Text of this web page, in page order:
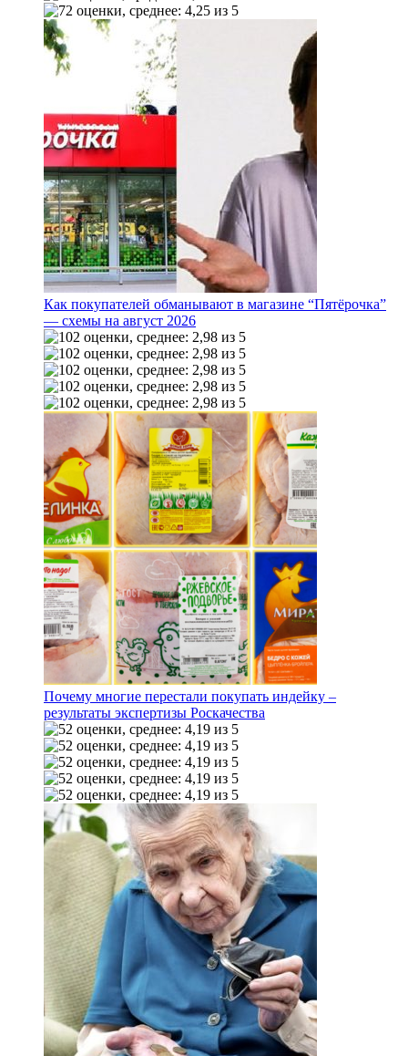
Как покупателей обманывают в магазине “Пятёрочка”
— схемы на август 2026
Почему многие перестали покупать индейку –
результаты экспертизы Роскачества